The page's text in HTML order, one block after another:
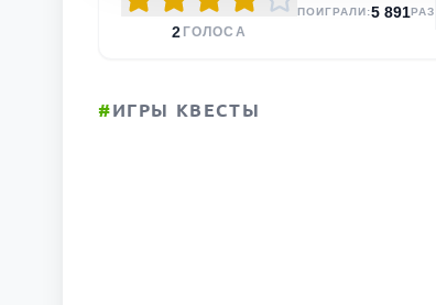
2 ГОЛОСА
ПОИГРАЛИ:5 891РАЗ
#ИГРЫ КВЕСТЫ